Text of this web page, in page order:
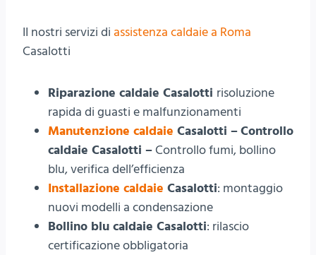
II nostri servizi di assistenza caldaie a Roma
Casalotti
Riparazione caldaie Casalotti risoluzione
rapida di guasti e malfunzionamenti
Manutenzione caldaie Casalotti –Controllo
caldaie Casalotti – Controllo fumi, bollino
blu, verifica dell’efficienza
Installazione caldaie Casalotti: montaggio
nuovi modelli a condensazione
Bollino blu caldaie Casalotti: rilascio
certificazione obbligatoria